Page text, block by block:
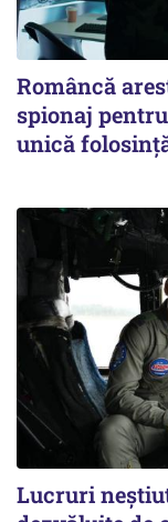
Româncă
spionaj
unică
Lucruri